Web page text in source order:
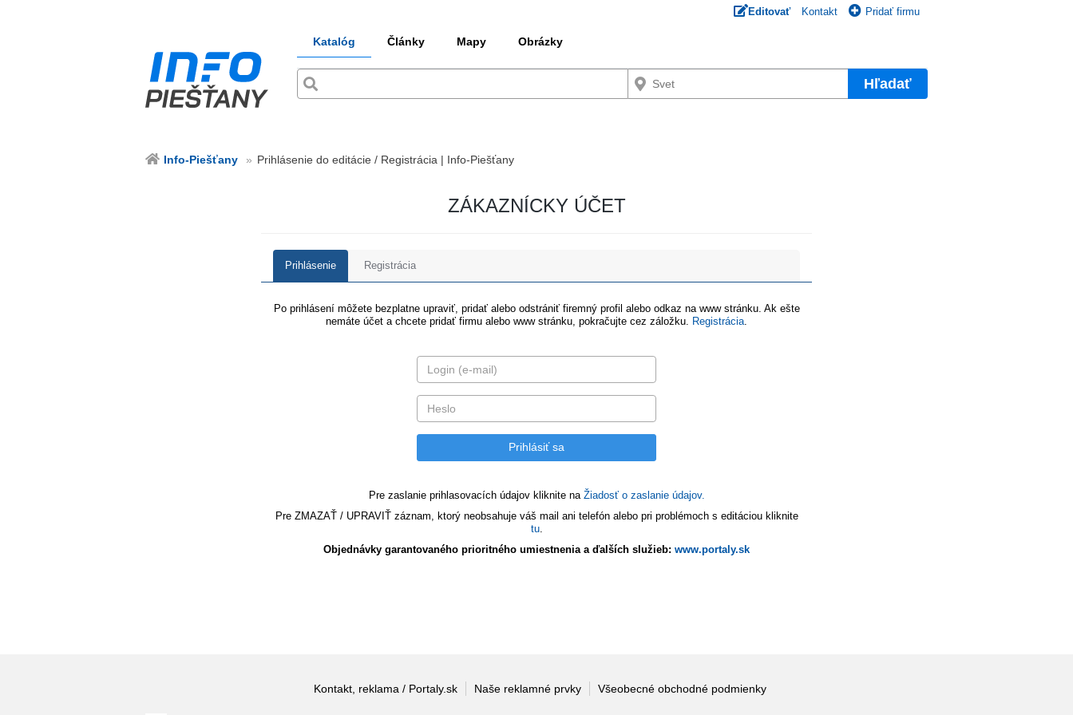
Editovať Kontakt Pridať firmu
Katalóg Články Mapy Obrázky
Hľadať
Info-Piešťany Prihlásenie do editácie / Registrácia | Info-Piešťany
ZÁKAZNÍCKY ÚČET
Prihlásenie Registrácia
Po prihlásení môžete bezplatne upraviť, pridať alebo odstrániť firemný profil alebo odkaz na www stránku. Ak ešte
nemáte účet a chcete pridať firmu alebo www stránku, pokračujte cez záložku.
Registrácia
Pre zaslanie prihlasovacích údajov kliknite na Žiadosť o zaslanie údajov.
Pre ZMAZAŤ / UPRAVIŤ záznam, ktorý neobsahuje váš mail ani telefón alebo pri problémoch s editáciou kliknite
tu.
Objednávky garantovaného prioritného umiestnenia a ďalších služieb: www.portaly.sk
Kontakt, reklama / Portaly.sk Naše reklamné prvky Všeobecné obchodné podmienky